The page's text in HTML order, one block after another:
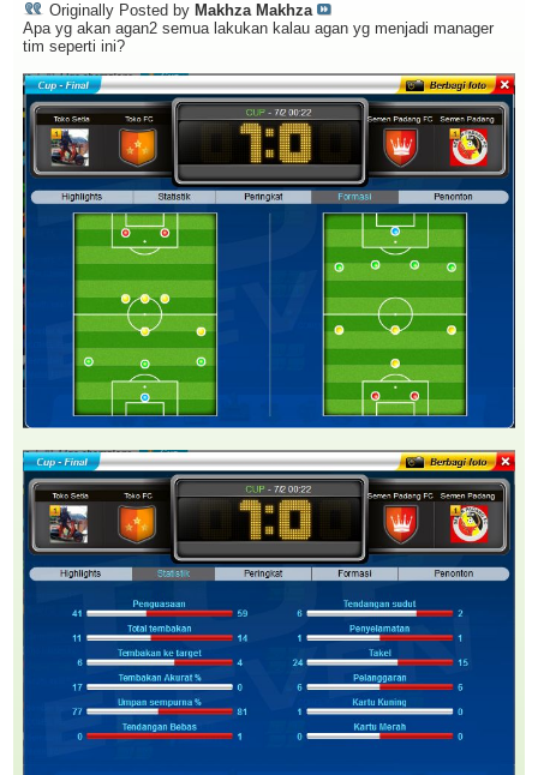
Originally Posted by Makhza Makhza
Apa yg akan agan2 semua lakukan kalau agan yg menjadi manager
tim seperti ini?